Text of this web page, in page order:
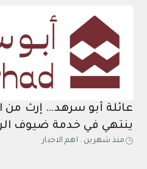
عائلة أبو سرهد… إرثٌ
ينتهي في خدمة ضيوف
منذ شهرين . اهم الاخبار